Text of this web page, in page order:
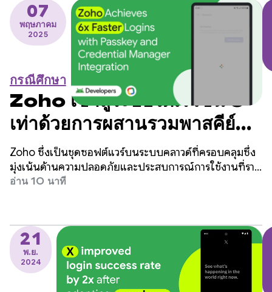
07
พฤษภาคม
2025
กรณีศึกษา
Zoho เข้าสู่ระบบได้เร็วขึ้น 6
เท่าด้วยการผสานรวมพาสคีย์
และ Credential
Manager
Zoho ซึ่งเป็นชุดซอฟต์แวร์บนระบบคลาวด์ที่ครอบคลุมซึ่ง
มุ่งเน้นด้านความปลอดภัยและประสบการณ์การใช้งานที่ราบ
รื่น ได้รับการปรับปรุงอย่างมากจากการนำพาสคีย์มาใช้ใน
อ่าน 10 นาที
21
พ.ย.
2024